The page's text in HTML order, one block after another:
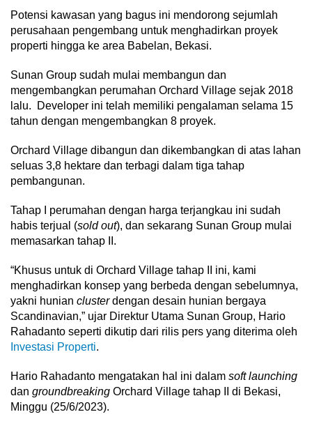
Potensi kawasan yang bagus ini mendorong sejumlah
perusahaan pengembang untuk menghadirkan proyek
properti hingga ke area Babelan, Bekasi.
Sunan Group sudah mulai membangun dan
mengembangkan perumahan Orchard Village sejak 2018
lalu. Developer ini telah memiliki pengalaman selama 15
tahun dengan mengembangkan 8 proyek.
Orchard Village dibangun dan dikembangkan di atas lahan
seluas 3,8 hektare dan terbagi dalam tiga tahap
pembangunan.
Tahap I perumahan dengan harga terjangkau ini sudah
habis terjual (sold out), dan sekarang Sunan Group mulai
memasarkan tahap II.
“Khusus untuk di Orchard Village tahap II ini, kami
menghadirkan konsep yang berbeda dengan sebelumnya,
yakni hunian clusterdengan desain hunian bergaya
Scandinavian,” ujar Direktur Utama Sunan Group, Hario
Rahadanto seperti dikutip dari rilis pers yang diterima oleh
Investasi Properti.
Hario Rahadanto mengatakan hal ini dalam soft launching
dan groundbreaking Orchard Village tahap II di Bekasi,
Minggu (25/6/2023).